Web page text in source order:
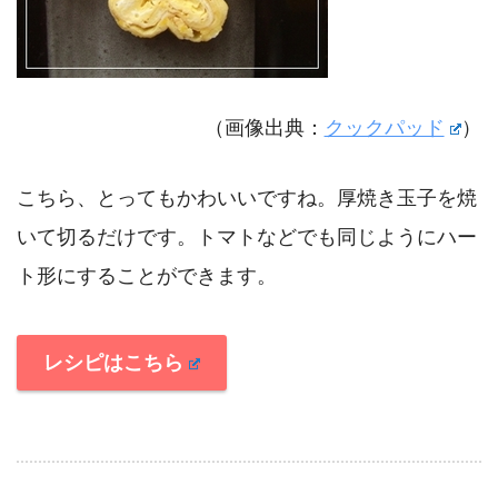
（画像出典： クックパッド ）
こちら、とってもかわいいですね。厚焼き玉子を焼
いて切るだけです。トマトなどでも同じようにハー
ト形にすることができます。
レシピはこちら